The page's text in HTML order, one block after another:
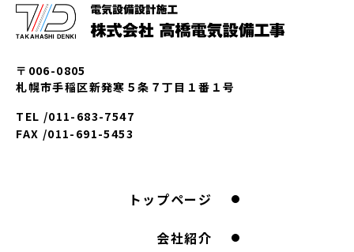
〒006-0805
札幌市手稲区新発寒５条７丁目１番１号
TEL /011-683-7547
FAX /011-691-5453
トップページ
会社紹介